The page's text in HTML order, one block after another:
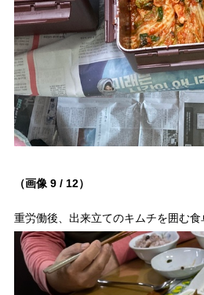
（画像 9 / 12）
重労働後、出来立てのキムチを囲む